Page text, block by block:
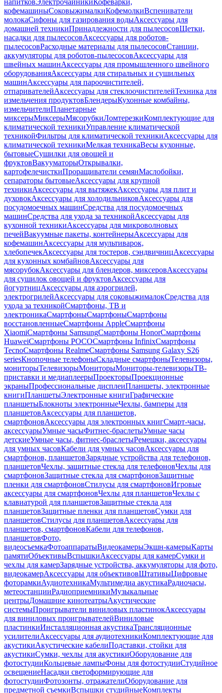
напитковЭлектрочайникиКофеварки,
кофемашиныСоковыжималкиКофемолкиВспениватели
молокаСифоны для газирования водыАксессуары для
домашней техникиПринадлежности для пылесосовЩетки,
насадки для пылесосовАксессуары для роботов-
пылесосовРасходные материалы для пылесосовСтанции,
аккумуляторы для роботов-пылесосовАксессуары для
швейных машинАксессуары для промышленного швейного
оборудованияАксессуары для стиральных и сушильных
машинАксессуары для пароочистителей,
отпаривателейАксессуары для стеклоочистителейТехника для
измельчения продуктовБлендерыКухонные комбайны,
измельчителиПланетарные
миксерыМиксерыМясорубкиЛомтерезкиКомплектующие для
климатической техникиУправление климатической
техникойФильтры для климатической техникиАксессуары для
климатической техникиМелкая техникаВесы кухонные,
бытовыеСушилки для овощей и
фруктовВакууматорыОткрывалки,
картофелечисткиПроращиватели семянМаслобойки,
сепараторы бытовыеАксессуары для крупной
техникиАксессуары для вытяжекАксессуары для плит и
духовокАксессуары для холодильниковАксессуары для
посудомоечных машинСредства для посудомоечных
машинСредства для ухода за техникойАксессуары для
кухонной техникиАксессуары для микроволновых
печейВакуумные пакеты, контейнерыАксессуары для
кофемашинАксессуары для мультиварок,
хлебопечекАксессуары для тостеров, сэндвичницАксессуары
для кухонных комбайновАксессуары для
мясорубокАксессуары для блендеров, миксеровАксессуары
для сушилок овощей и фруктовАксессуары для
йогуртницАксессуары для аэрогрилей,
электрогрилейАксессуары для соковыжималокСредства для
ухода за техникойСмартфоны, ТВ и
электроникаСмартфоныСмартфоныСмартфоны
восстановленныеСмартфоны AppleСмартфоны
XiaomiСмартфоны SamsungСмартфоны HonorСмартфоны
HuaweiСмартфоны POCOСмартфоны InfinixСмартфоны
TecnoСмартфоны RealmeСмартфоны Samsung Galaxy S26
seriesКнопочные телефоныСкладные смартфоныТелевизоры,
мониторыТелевизорыМониторыМониторы-телевизорыТВ-
приставки и медиаплеерыПроекторыПроекционные
экраныПрофессиональные дисплеиПланшеты, электронные
книгиПланшетыЭлектронные книгиГрафические
планшетыБлокноты электронныеЧехлы, бамперы для
планшетовАксессуары для планшетов,
смартфоновАксессуары для электронных книгСмарт-часы,
аксессуарыУмные часыФитнес-браслетыУмные часы
детскиеУмные часы, фитнес-браслетыРемешки, аксессуары
для умных часовКабели для умных часовАксессуары для
смартфонов, планшетовЗарядные устройства для телефонов,
планшетовЧехлы, защитные стекла для телефоновЧехлы для
смартфоновЗащитные стекла для смартфоновЗащитные
пленки для смартфоновСтилусы для смартфоновИгровые
аксессуары для смартфоновЧехлы для планшетовЧехлы с
клавиатурой для планшетовЗащитные стекла для
планшетовЗащитные пленки для планшетовСумки для
планшетовСтилусы для планшетовАксессуары для
планшетов, смартфоновКабели для телефонов,
планшетовФото,
видеосъемкаФотоаппаратыВидеокамерыЭкшн-камерыКарты
памятиОбъективыВспышкиАксессуары для камерСумки и
чехлы для камерЗарядные устройства, аккумуляторы для фото,
видеокамерАксессуары для объективовШтативыЦифровые
фоторамкиАудиотехникаМультимедиа акустикаРадиочасы,
метеостанцииРадиоприемникиМузыкальные
центрыДомашние кинотеатрыАкустические
системыПроигрыватели виниловых пластинокАксессуары
для виниловых проигрывателейВиниловые
пластинкиИнсталляционная акустикаТрансляционные
усилителиАксессуары для аудиотехникиКомплектующие для
акустикиАкустические кабелиПодставки, стойки для
акустикиСумки, чехлы для акустикиОборудование для
фотостудииКольцевые лампыФоны для фотостудииСтудийное
освещениеНасадки светоформирующие для
фотостудииФотозонты, отражателиОборудование для
предметной съемкиВспышки студийныеКомплекты